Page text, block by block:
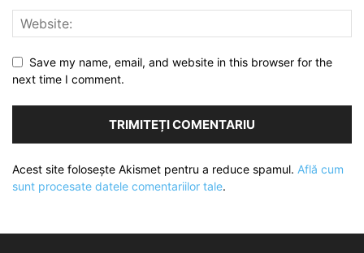
Save my name, email, and website in this browser for the
next time I comment.
Acest site folosește Akismet pentru a reduce spamul. Află cum
sunt procesate datele comentariilor tale.